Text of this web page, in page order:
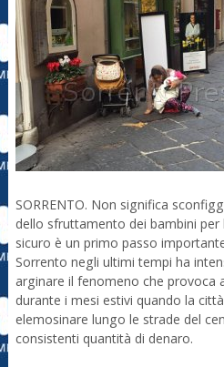
SORRENTO. Non significa
dello sfruttamento dei bambini per
sicuro è un primo passo
Sorrento negli ultimi tempi ha
arginare il fenomeno che provoca
durante i mesi estivi quando la
elemosinare lungo le strade del
consistenti quantità di denaro.